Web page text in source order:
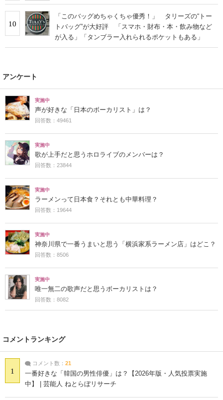
10
「このバッグめちゃくちゃ優秀！」 タリーズの“トー
トバッグ”が大好評 「スマホ・財布・本・飲み物など
が入る」「タンブラー入れられるポケットもある」
アンケート
実施中
声が好きな「日本のボーカリスト」は？
回答数：49461
実施中
歌が上手だと思うホロライブのメンバーは？
回答数：23844
実施中
ラーメンって日本食？それとも中華料理？
回答数：19644
実施中
神奈川県で一番うまいと思う「横浜家系ラーメン店」はどこ？
回答数：8506
実施中
唯一無二の歌声だと思うボーカリストは？
回答数：8082
コメントランキング
1
コメント数： 21
一番好きな「韓国の男性俳優」は？【2026年版・人気投票実施
中】 | 芸能人 ねとらぼリサーチ